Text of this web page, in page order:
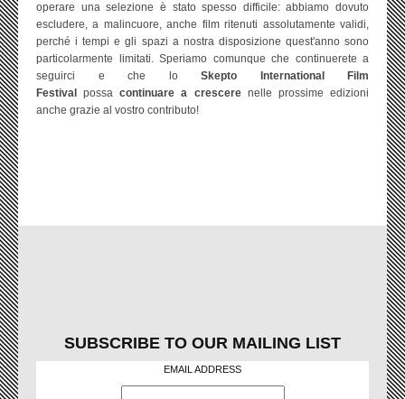
operare una selezione è stato spesso difficile: abbiamo dovuto
escludere, a malincuore, anche film ritenuti assolutamente validi,
perché i tempi e gli spazi a nostra disposizione quest'anno sono
particolarmente limitati. Speriamo comunque che continuerete a
seguirci e che lo Skepto International Film
Festival
possacontinuare a crescerenelle prossime edizioni
anche grazie al vostro contributo!
SUBSCRIBE TO OUR MAILING LIST
EMAIL ADDRESS